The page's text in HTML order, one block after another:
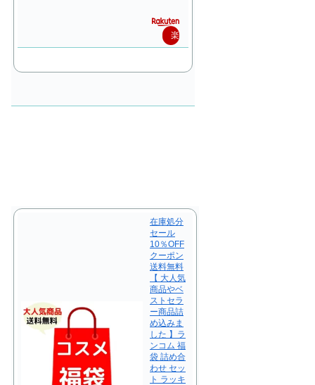
楽
で
在庫処分
セール
10％OFF
クーポン
送料無料
【 大人気
商品やベ
ストセラ
ー商品詰
め込みま
した 】ラ
ンコム 福
袋 詰め合
わせ セッ
ト ラッキ